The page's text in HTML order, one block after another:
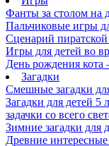
Фанты за столом на
Пальчиковые игры
Сценарий
Игры для детей во
День рождения кота
Загадки
Смешные загадки
Загадки для детей
задачки со всего
Зимние загадки для
Древние